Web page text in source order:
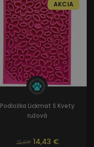
Podložka Lickmat S Kvety
ružová
15,68 14,43 €
AKCIA